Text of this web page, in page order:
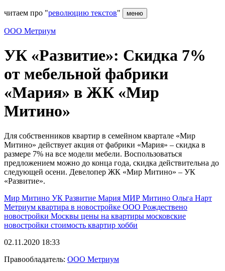
читаем про "революцию текстов" меню
ООО Метриум
УК «Развитие»: Скидка 7%
от мебельной фабрики
«Мария» в ЖК «Мир
Митино»
Для собственников квартир в семейном квартале «Мир
Митино» действует акция от фабрики «Мария» – скидка в
размере 7% на все модели мебели. Воспользоваться
предложением можно до конца года, скидка действительна до
следующей осени. Девелопер ЖК «Мир Митино» – УК
«Развитие».
Мир Митино УК Развитие Мария МИР Митино Ольга Нарт
Метриум квартира в новостройке ООО Рождествено
новостройки Москвы цены на квартиры московские
новостройки стоимость квартир хобби
02.11.2020 18:33
Правообладатель: ООО Метриум